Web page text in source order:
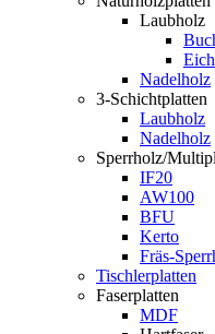
Laubholz
Nadelholz
3-Schichtplatten
Laubholz
Nadelholz
Sperrholz/
IF20
AW100
BFU
Kerto
Fräs-
Tischlerplatten
Faserplatten
MDF